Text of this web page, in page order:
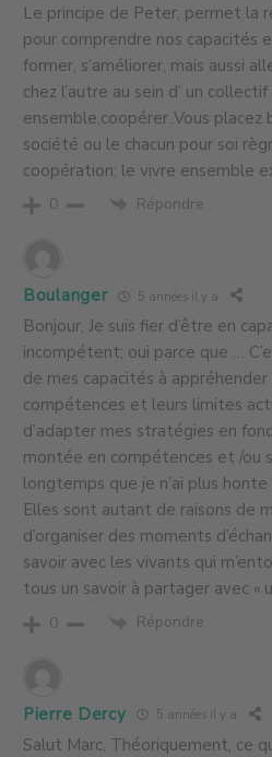
Le principe de Peter, permet la
pour comprendre nos capacités
former, s’améliorer, mais aussi
chez l’autre au sein d’ un
ensemble,coopérer..Vous placez
société ou le chacun pour soi
coopération; le vivre ensemble
0 Répondre
Boulanger 5 années il y a
Bonjour, Je suis fier d’être en
incompétent; oui parce que …
de mes capacités à
compétences et leurs limites
d’adapter mes stratégies en
montée en compétences et /ou
longtemps que je n’ai plus
Elles sont autant de raisons de
d’organiser des moments
savoir avec les vivants qui
tous un savoir à partager avec «
0 Répondre
Pierre Dercy 5 années il y a
Salut Marc, Théoriquement, ce